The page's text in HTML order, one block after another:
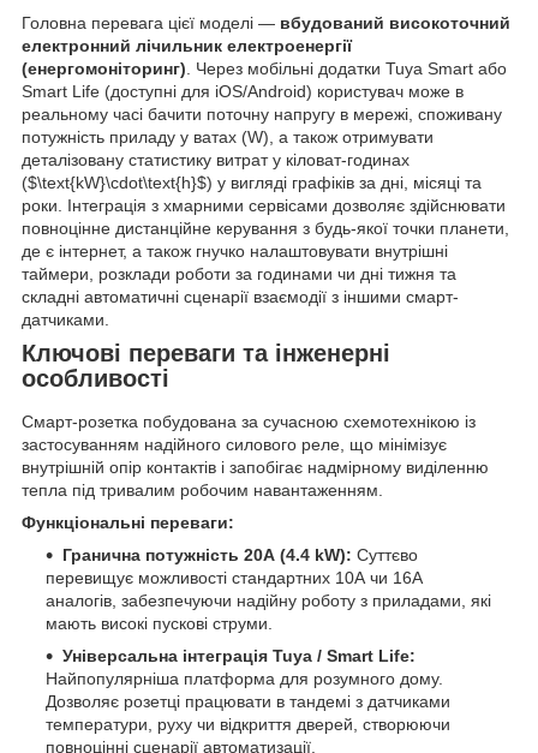
Головна перевага цієї моделі — вбудований високоточний
електронний лічильник електроенергії
(енергомоніторинг). Через мобільні додатки Tuya Smart або
Smart Life (доступні для iOS/Android) користувач може в
реальному часі бачити поточну напругу в мережі, споживану
потужність приладу у ватах (W), а також отримувати
деталізовану статистику витрат у кіловат-годинах
($\text{kW}\cdot\text{h}$) у вигляді графіків за дні, місяці та
роки. Інтеграція з хмарними сервісами дозволяє здійснювати
повноцінне дистанційне керування з будь-якої точки планети,
де є інтернет, а також гнучко налаштовувати внутрішні
таймери, розклади роботи за годинами чи дні тижня та
складні автоматичні сценарії взаємодії з іншими смарт-
датчиками.
Ключові переваги та інженерні
особливості
Смарт-розетка побудована за сучасною схемотехнікою із
застосуванням надійного силового реле, що мінімізує
внутрішній опір контактів і запобігає надмірному виділенню
тепла під тривалим робочим навантаженням.
Функціональні переваги:
Гранична потужність 20А (4.4 kW): Суттєво
перевищує можливості стандартних 10А чи 16А
аналогів, забезпечуючи надійну роботу з приладами, які
мають високі пускові струми.
Універсальна інтеграція Tuya / Smart Life:
Найпопулярніша платформа для розумного дому.
Дозволяє розетці працювати в тандемі з датчиками
температури, руху чи відкриття дверей, створюючи
повноцінні сценарії автоматизації.